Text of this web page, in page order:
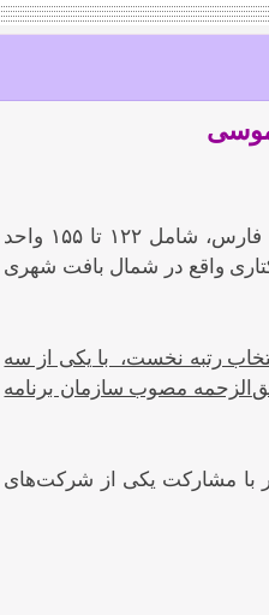
موضوع مسابقه طراحی مجموعه مسکونی حمایتی در جزیره بوموسی – واقع در خلیج فارس، شامل ۱۲۲ تا ۱۵۵ واحد
همراه خدمات پشتیبان سکونت به صورت مجموعه یکپارچه در اراضی ۴/۲ هکتاری واقع در شمال بافت شهری
رتبه نخست، با یکی از سه
الزحمه مصوب سازمان برنامه
با مشارکت یکی از شرکت‌های